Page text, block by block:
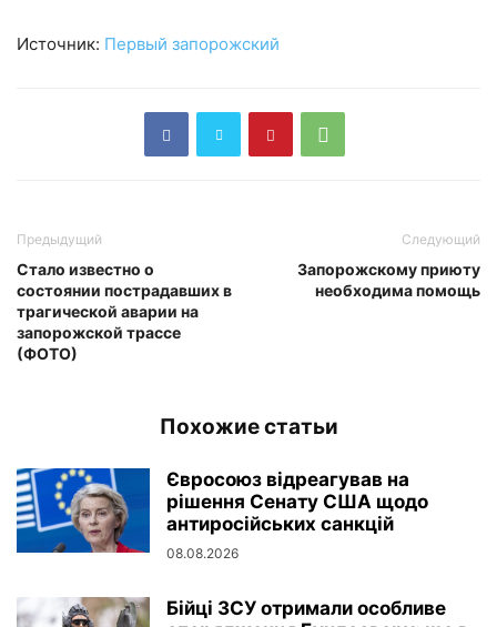
Источник: Первый запорожский
Предыдущий
Стало известно о
состоянии пострадавших в
трагической аварии на
запорожской трассе
(ФОТО)
Следующий
Запорожскому приюту
необходима помощь
Похожие статьи
Євросоюз відреагував на
рішення Сенату США щодо
антиросійських санкцій
08.08.2026
Бійці ЗСУ отримали особливе